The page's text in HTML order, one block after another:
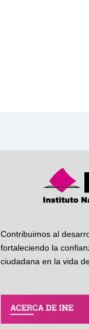
Contribuimos al
fortaleciendo la
ciudadana en la vida